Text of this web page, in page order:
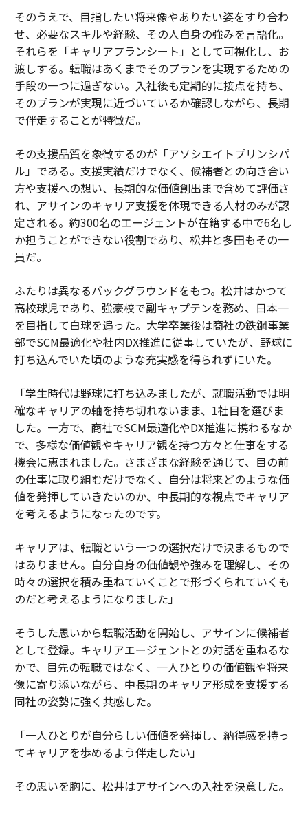
そのうえで、目指したい将来像やありたい姿をすり合わ
せ、必要なスキルや経験、その人自身の強みを言語化。
それらを「キャリアプランシート」として可視化し、お
渡しする。転職はあくまでそのプランを実現するための
手段の一つに過ぎない。入社後も定期的に接点を持ち、
そのプランが実現に近づいているか確認しながら、長期
で伴走することが特徴だ。
その支援品質を象徴するのが「アソシエイトプリンシパ
ル」である。支援実績だけでなく、候補者との向き合い
方や支援への想い、長期的な価値創出まで含めて評価さ
れ、アサインのキャリア支援を体現できる人材のみが認
定される。約300名のエージェントが在籍する中で6名し
か担うことができない役割であり、松井と多田もその一
員だ。
ふたりは異なるバックグラウンドをもつ。松井はかつて
高校球児であり、強豪校で副キャプテンを務め、日本一
を目指して白球を追った。大学卒業後は商社の鉄鋼事業
部でSCM最適化や社内DX推進に従事していたが、野球に
打ち込んでいた頃のような充実感を得られずにいた。
「学生時代は野球に打ち込みましたが、就職活動では明
確なキャリアの軸を持ち切れないまま、1社目を選びま
した。一方で、商社でSCM最適化やDX推進に携わるなか
で、多様な価値観やキャリア観を持つ方々と仕事をする
機会に恵まれました。さまざまな経験を通じて、目の前
の仕事に取り組むだけでなく、自分は将来どのような価
値を発揮していきたいのか、中長期的な視点でキャリア
を考えるようになったのです。
キャリアは、転職という一つの選択だけで決まるもので
はありません。自分自身の価値観や強みを理解し、その
時々の選択を積み重ねていくことで形づくられていくも
のだと考えるようになりました」
そうした思いから転職活動を開始し、アサインに候補者
として登録。キャリアエージェントとの対話を重ねるな
かで、目先の転職ではなく、一人ひとりの価値観や将来
像に寄り添いながら、中長期のキャリア形成を支援する
同社の姿勢に強く共感した。
「一人ひとりが自分らしい価値を発揮し、納得感を持っ
てキャリアを歩めるよう伴走したい」
その思いを胸に、松井はアサインへの入社を決意した。